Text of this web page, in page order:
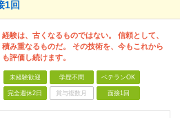
1回
経験は、古くなるものではない。 信頼として、
積み重なるものだ。 その技術を、今もこれから
も評価し続けます。
未経験歓迎 学歴不問 ベテランOK
完全週休2日 賞与複数月 面接1回